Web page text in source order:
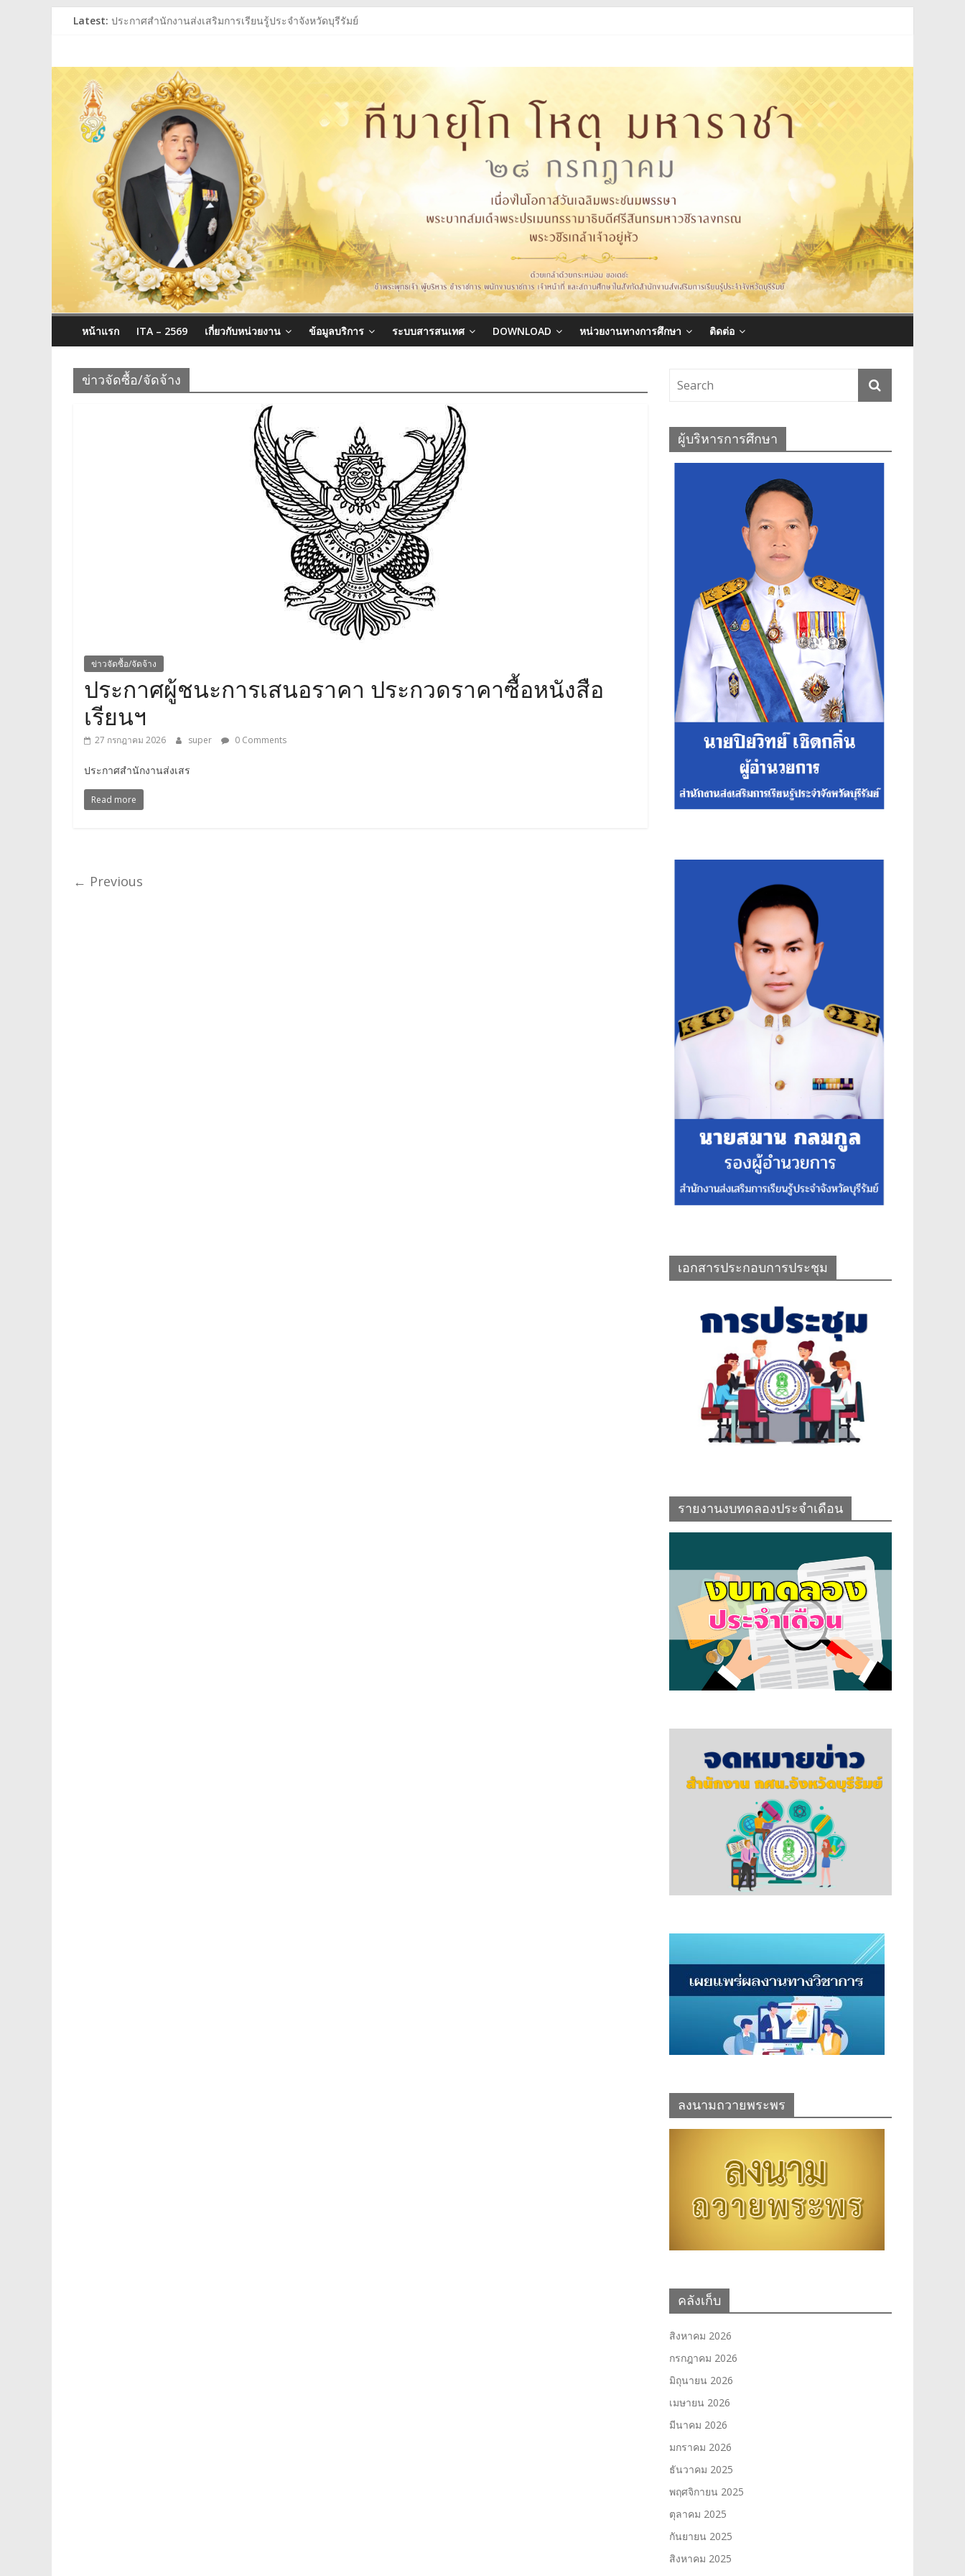
Latest: ประกาศสำนักงานส่งเสริมการเรียนรู้ประจำจังหวัดบุรีรัมย์
ประกาศผู้ชนะการเสนอราคา ประกวดราคาซื้อหนังสือเรียนฯ
ประกาศสำนักงานส่งเสริมการเรียนรู้ประจำจังหวัดบุรีรัมย์
สำนักงาน
ส่ง
เสริม
การ
เรียน
รู้
ประจำ
จังหวัด
บุรีรัมย์
หน้าแรก ITA – 2569 เกี่ยวกับหน่วยงาน ข้อมูลบริการ ระบบสารสนเทศ DOWNLOAD หน่วยงานทางการศึกษา ติดต่อ
ข่าวจัดซื้อ/จัดจ้าง
ข่าวจัดซื้อ/จัดจ้าง
ประกาศผู้ชนะการเสนอราคา ประกวดราคาซื้อหนังสือ
เรียนฯ
27 กรกฎาคม 2026 super 0 Comments
ประกาศสำนักงานส่งเสร
Read more
← Previous
ผู้บริหารการศึกษา
เอกสารประกอบการประชุม
รายงานงบทดลองประจำเดือน
ลงนามถวายพระพร
คลังเก็บ
สิงหาคม 2026
กรกฎาคม 2026
มิถุนายน 2026
เมษายน 2026
มีนาคม 2026
มกราคม 2026
ธันวาคม 2025
พฤศจิกายน 2025
ตุลาคม 2025
กันยายน 2025
สิงหาคม 2025